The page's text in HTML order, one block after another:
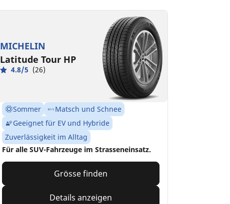
MICHELIN
Latitude Tour HP
4.8/5 (26)
Sommer
Matsch und Schnee
Geeignet für EV und Hybride
Zuverlässigkeit im Alltag
Für alle SUV-Fahrzeuge im Strasseneinsatz.
Grösse finden
Details anzeigen